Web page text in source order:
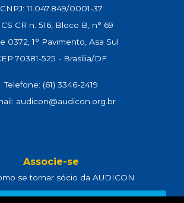
CNPJ: 11.047.849/0001-37
CR n. 516, Bloco B, n° 69
0372, 1° Pavimento, Asa Sul
525 - Brasília/DF
Telefone: (61) 3346-2419
audicon@audicon.org.br
Associe-se
se tornar sócio da AUDICON